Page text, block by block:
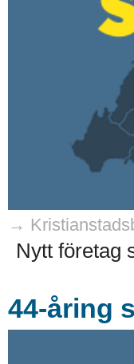
→
Nytt företag
44-åring